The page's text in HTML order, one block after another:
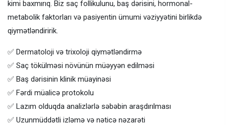
kimi baxmırıq. Biz saç follikulunu, baş dərisini, hormonal-
metabolik faktorları və pasiyentin ümumi vəziyyətini birlikdə
qiymətləndiririk.
✅ Dermatoloji və trixoloji qiymətləndirmə
✅ Saç tökülməsi növünün müəyyən edilməsi
✅ Baş dərisinin klinik müayinəsi
✅ Fərdi müalicə protokolu
✅ Lazım olduqda analizlərlə səbəbin araşdırılması
✅ Uzunmüddətli izləmə və nəticə nəzarəti